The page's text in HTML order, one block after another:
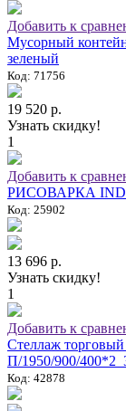
Добавить к
Мусорный
зеленый
Код: 71756
19 520 р.
Узнать скидку!
1
Добавить к
РИСОВАРКА
Код: 25902
13 696 р.
Узнать скидку!
1
Добавить к
Стеллаж
П/1950/900/
Код: 42878